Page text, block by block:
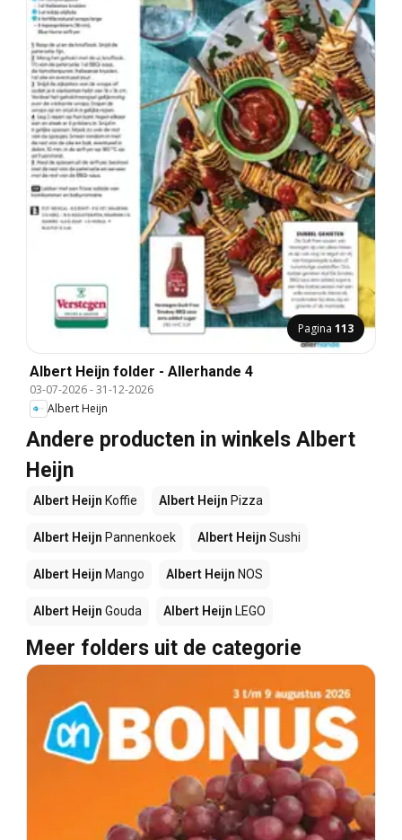
Pagina 113
Albert Heijn folder - Allerhande 4
03-07-2026-31-12-2026
Albert Heijn
Andere producten in winkels Albert
Heijn
Albert Heijn Koffie Albert Heijn Pizza
Albert Heijn Pannenkoek Albert Heijn Sushi
Albert Heijn Mango Albert Heijn NOS
Albert Heijn Gouda Albert Heijn LEGO
Meer folders uit de categorie